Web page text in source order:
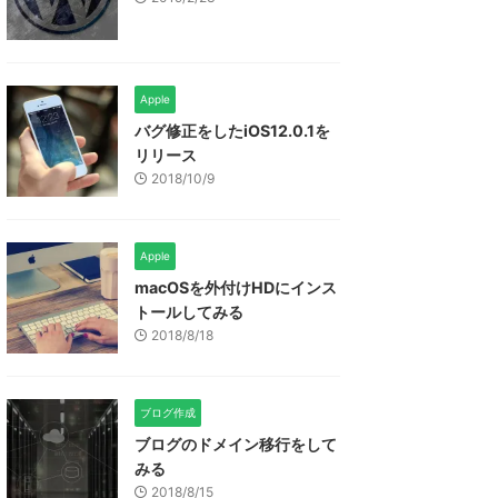
Apple
バグ修正をしたiOS12.0.1を
リリース
2018/10/9
Apple
macOSを外付けHDにインス
トールしてみる
2018/8/18
ブログ作成
ブログのドメイン移行をして
みる
2018/8/15